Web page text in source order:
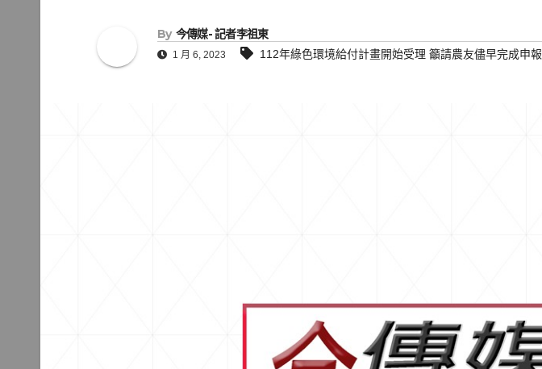
By 今傳媒- 記者李祖東
1 月 6, 2023 112年綠色環境給付計畫開始受理 籲請農友儘早完成申報